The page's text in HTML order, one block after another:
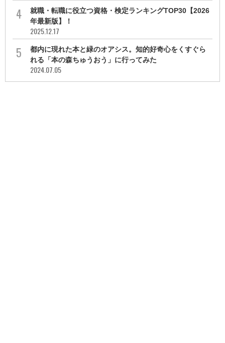
就職・転職に役立つ資格・検定ランキングTOP30【2026
年最新版】！
2025.12.17
都内に現れた本と緑のオアシス。知的好奇心をくすぐら
れる「本の森ちゅうおう」に行ってみた
2024.07.05